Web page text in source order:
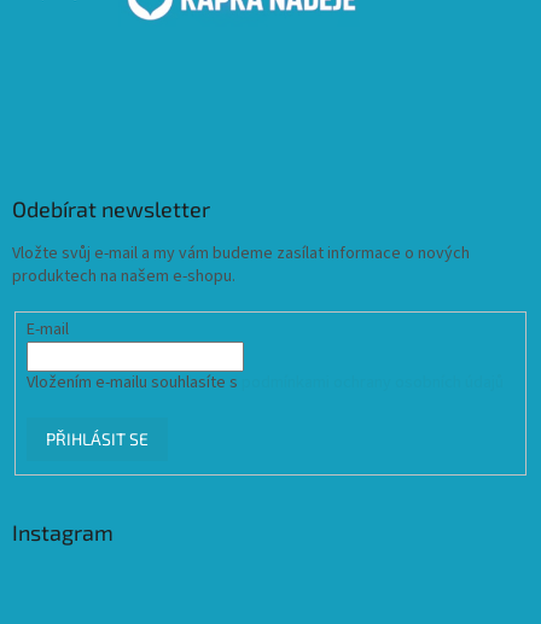
Odebírat newsletter
Vložte svůj e-mail a my vám budeme zasílat informace o nových
produktech na našem e-shopu.
E-mail
Vložením e-mailu souhlasíte s
PŘIHLÁSIT SE
Instagram